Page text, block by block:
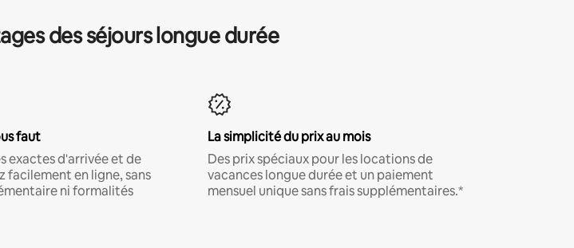
des séjours longue durée
faut
exactes d'arrivée et de
facilement en ligne, sans
ni formalités
La simplicité du prix au mois
Des prix spéciaux pour les locations de
vacances longue durée et un paiement
mensuel unique sans frais supplémentaires.*